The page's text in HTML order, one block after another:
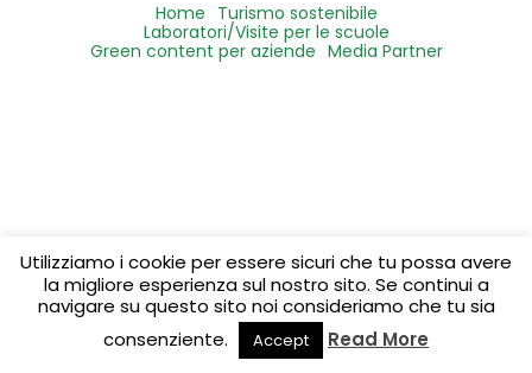
Home Turismo sostenibile
Laboratori/Visite per le scuole
Green content per aziende Media Partner
Utilizziamo i cookie per essere sicuri che tu possa avere
la migliore esperienza sul nostro sito. Se continui a
navigare su questo sito noi consideriamo che tu sia
consenziente.
Accept Read More